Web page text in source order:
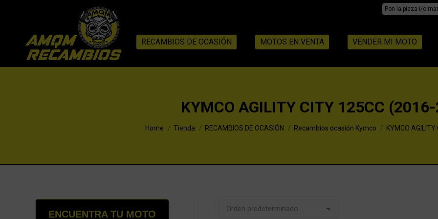
Search:
RECAMBIOS DE OCASIÓN MOTOS EN VENTA VENDER MI MOTO
KYMCO AGILITY CITY 125CC
You are here:
Home Tienda RECAMBIOS DE OCASIÓN Recambios ocasión Kymco KYMCO
ENCUENTRA TU MOTO